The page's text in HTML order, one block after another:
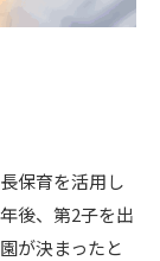
保育を活用し
後、第2子を出
が決まったと